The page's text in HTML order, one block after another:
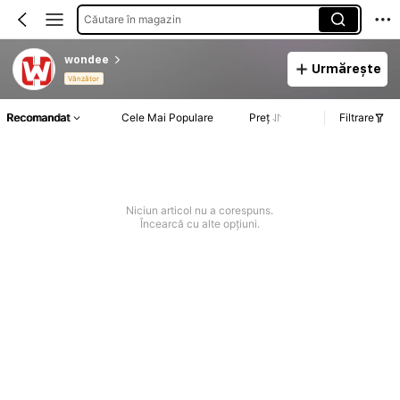
Căutare în magazin
wondee
Vânzător
Urmărește
Recomandat Cele Mai Populare Preț Filtrare
Niciun articol nu a corespuns.
Încearcă cu alte opțiuni.